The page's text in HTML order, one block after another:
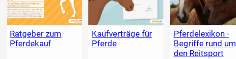
Ratgeber zum
Pferdekauf
Kaufverträge für
Pferde
Pferdelexikon -
Begriffe rund um
den Reitsport